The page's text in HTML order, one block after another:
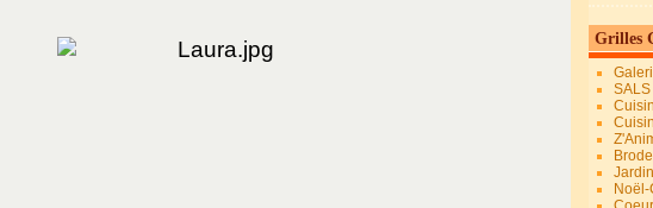
Grilles